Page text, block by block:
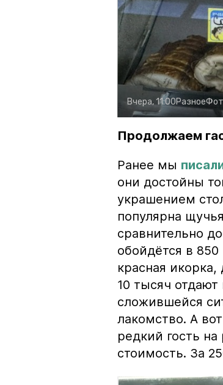
Вчера, 11:00Разное
Продолжаем
Ранее мы
они достойны
украшением
популярна
сравнительно
обойдётся в
красная
10 тысяч
сложившейся
лакомство. А
редкий гость
стоимость. За